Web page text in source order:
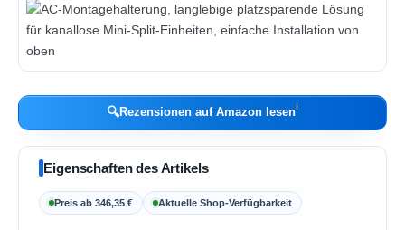
🔍Rezensionen auf Amazon lesenℹ︎
Eigenschaften des Artikels
Preis ab 346,35 € Aktuelle Shop-Verfügbarkeit